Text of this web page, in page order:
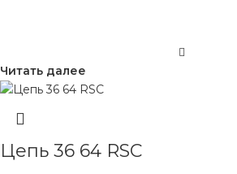
Читать далее
Цепь 36 64 RSC